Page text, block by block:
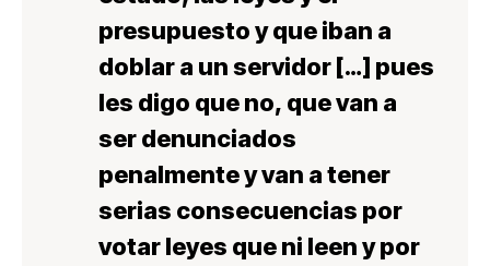
presupuesto y que iban a
doblar a un servidor[…] pues
les digo que no, quevan a
ser denunciados
penalmenteyvan a tener
serias consecuencias por
votar leyes que ni leen y por